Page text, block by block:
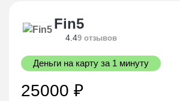
Fin5
4.49 отзывов
Деньги на карту за 1 минуту
25000 ₽